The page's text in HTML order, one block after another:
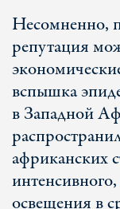
Несомненно,
репутация
вспышка
в Западной
африканских
освещения в